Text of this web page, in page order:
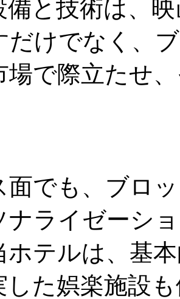
備と技術は、
だけでなく、
場で際立たせ
面でも、ブロ
ナライゼーシ
ホテルは、基
した娯楽施設